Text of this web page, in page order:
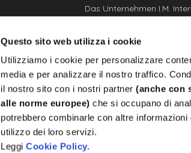
Questo sito web utilizza i cookie
Utilizziamo i cookie per personalizzare
media e per analizzare il nostro traffico.
il nostro sito con i nostri partner(anche con
alle norme europee) che si occupano di
potrebbero combinarle con altre
utilizzo dei loro servizi.
LeggiCookie Policy.
Das Unternehmen I.M.
Herstellung von
Wertmarken, Münzen und
von höchster Qualität und
jeden Bedarf.